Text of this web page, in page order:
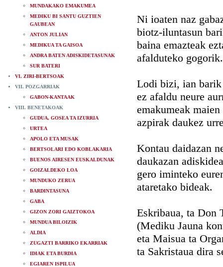
MUNDAKAKO EMAKUMEA
MEDIKU BI SANTU GUZTIEN
GAUBEAN
ANTON JULIAN
MEDIKUA TA GAISOA
ANDRA BATEN ADISKIDETASUNAK
SUR BATERI
VI. ZIRI-BERTSOAK
VII. POZGARRIAK
GABON-KANTAAK
VIII. BENETAKOAK
GUDUA, GOSEA TA IZURRIA
URTEA
APOLO ETA MUSAK
BERTSOLARI EDO KOBLAKARIA
BUENOS AIRESEN EUSKALDUNAK
GOIZALDEKO LOA
MUNDUKO ZERUA
BARDINTASUNA
GABA
GIZON ZORI GAIZTOKOA
MUNDUA BILOIZIK
ALDIA
ZUGAZTI BARRIKO EKARRIAK
IDIAK ETA BURDIA
EGIAREN ISPILUA
Ni ioaten naz
biotz-iluntasun
baina emazteak
afalduteko gogorik.
Lodi bizi, ian
ez afaldu neure
emakumeak maien
azpirak daukez
Kontau daidazan
daukazan
gero iminteko
ataretako bideak.
Eskribaua, ta Don
(Mediku Jauna
eta Maisua ta
ta Sakristaua dira